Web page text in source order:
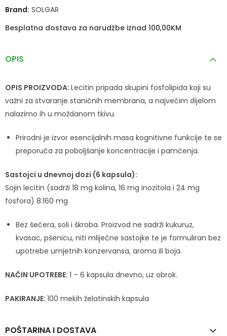
Brand: SOLGAR
Besplatna dostava za narudžbe iznad 100,00KM
OPIS
OPIS PROIZVODA: Lecitin pripada skupini fosfolipida koji su
važni za stvaranje staničnih membrana, a najvećim dijelom
nalazimo ih u moždanom tkivu.
Prirodni je izvor esencijalnih masa kognitivne funkcije te se
preporuča za poboljšanje koncentracije i pamćenja.
Sastojci u dnevnoj dozi (6 kapsula):
Sojin lecitin (sadrži 18 mg kolina, 16 mg inozitola i 24 mg
fosfora) 8.160 mg
Bez šećera, soli i škroba. Proizvod ne sadrži kukuruz,
kvasac, pšenicu, niti mliječne sastojke te je formuliran bez
upotrebe umjetnih konzervansa, aroma ili boja.
NAČIN UPOTREBE: 1 – 6 kapsula dnevno, uz obrok.
PAKIRANJE: 100 mekih želatinskih kapsula
POŠTARINA I DOSTAVA